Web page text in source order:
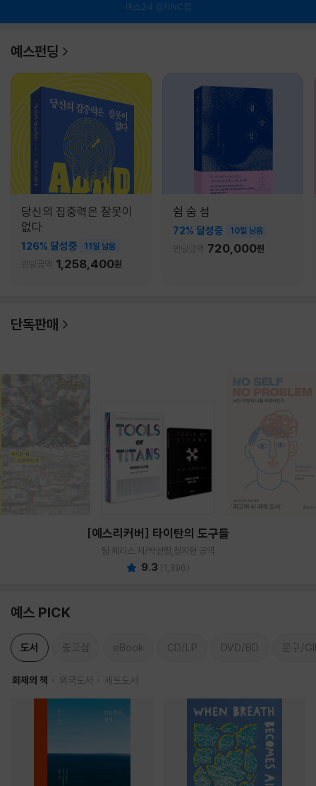
예스24 강서NC점
예스펀딩
당신의 집중력은 잘못이
없다
126% 달성중 11일 남음
펀딩금액 1,258,400원
쉼 숨 섬
72% 달성중 10일 남음
펀딩금액 720,000원
단독판매
[예스리커버] 타이탄의 도구들
팀 페리스 저/박선령,정지현 공역
9.3 (1,396)
예스 PICK
도서 중고샵 eBook CD/LP DVD/BD 문구/
화제의 책 외국도서 세트도서